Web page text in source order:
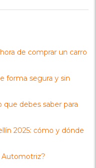
de comprar un carro
forma segura y sin
que debes saber para
2025: cómo y dónde
Automotriz?